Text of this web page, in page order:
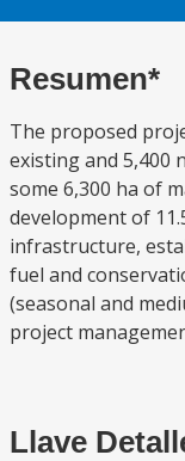
Resumen*
The proposed
existing and 5,400
some 6,300 ha of
development of
infrastructure,
fuel and
(seasonal and
project
Llave